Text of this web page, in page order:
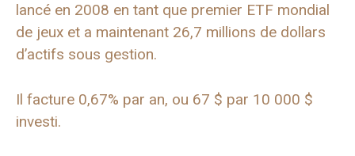
lancé en 2008 en tant que premier ETF mondial
de jeux et a maintenant 26,7 millions de dollars
d’actifs sous gestion.
Il facture 0,67% par an, ou 67 $ par 10 000 $
investi.